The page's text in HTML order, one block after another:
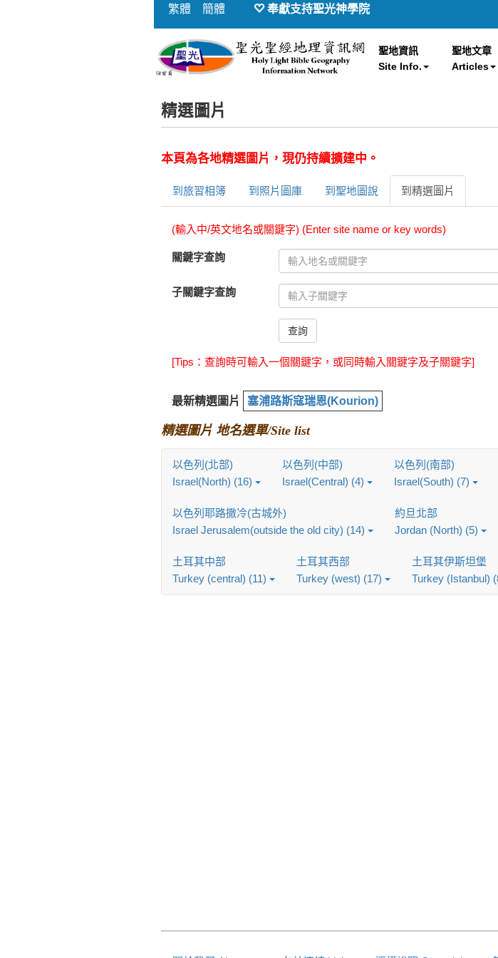
繁體 簡體 奉獻支持聖光神學院
聖地資訊
Site Info.
聖地文章
Articles
精選圖片
本頁為各地精選圖片，現仍持續擴建中。
到旅習相簿 到照片圖庫 到聖地圖說 到精選圖片
(輸入中/英文地名或關鍵字) (Enter site name or key words)
關鍵字查詢
子關鍵字查詢
查詢
[Tips：查詢時可輸入一個關鍵字，或同時輸入關鍵字及子關鍵字]
最新精選圖片 塞浦路斯寇瑞恩(Kourion)
精選圖片 地名選單/Site list
以色列(北部)
Israel(North) (16)
以色列(中部)
Israel(Central) (4)
以色列(南部)
Israel(South) (7)
以色列耶路撒冷(古城外)
Israel Jerusalem(outside the old city) (14)
約旦北部
Jordan (North) (5)
土耳其中部
Turkey (central) (11)
土耳其西部
Turkey (west) (17)
土耳其伊斯坦堡
Turkey (Istanbul)